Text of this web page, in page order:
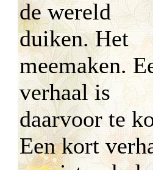
de wereld
duiken. Het
meemaken.
verhaal is
daarvoor te
Een kort